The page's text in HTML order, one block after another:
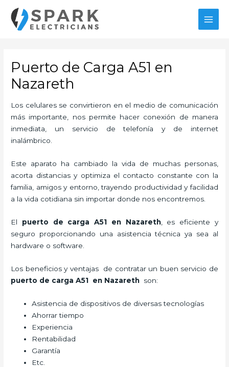
contenido
Puerto de Carga A51 en
Nazareth
Los celulares se convirtieron en el medio de comunicación
más importante, nos permite hacer conexión de manera
inmediata, un servicio de telefonía y de internet
inalámbrico.
Este aparato ha cambiado la vida de muchas personas,
acorta distancias y optimiza el contacto constante con la
familia, amigos y entorno, trayendo productividad y facilidad
a la vida cotidiana sin importar donde nos encontremos.
El puerto de carga A51 en Nazareth, es eficiente y
seguro proporcionando una asistencia técnica ya sea al
hardware o software.
Los beneficios y ventajas de contratar un buen servicio de
puerto de carga A51 en Nazareth son:
Asistencia de dispositivos de diversas tecnologías
Ahorrar tiempo
Experiencia
Rentabilidad
Garantía
Etc.